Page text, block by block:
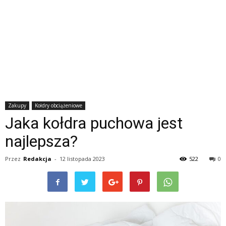
Zakupy Kołdry obciążeniowe
Jaka kołdra puchowa jest
najlepsza?
Przez Redakcja - 12 listopada 2023 0
522